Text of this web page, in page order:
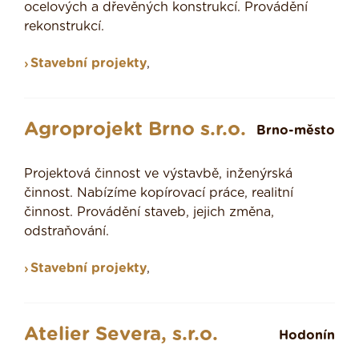
ocelových a dřevěných konstrukcí. Provádění
rekonstrukcí.
Stavební projekty,
Agroprojekt Brno s.r.o. Brno-město
Projektová činnost ve výstavbě, inženýrská
činnost. Nabízíme kopírovací práce, realitní
činnost. Provádění staveb, jejich změna,
odstraňování.
Stavební projekty,
Atelier Severa, s.r.o. Hodonín